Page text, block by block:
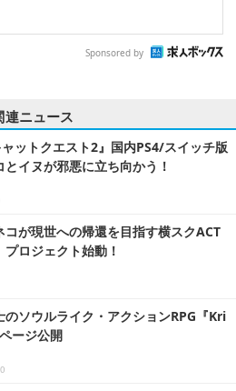
Sponsored by
連ニュース
ットクエスト2』国内PS4/スイッチ版
イヌが邪悪に立ち向かう！
コが現世への帰還を目指す横スクACT
プロジェクト始動！
のソウルライク・アクションRPG『Kri
ージ公開